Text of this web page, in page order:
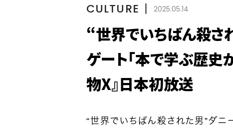
CULTURE 丨 2025.05.14
“世界でいちばん殺さ
ゲート「本で学ぶ歴史
物X』日本初放送
“世界でいちばん殺された男”ダニ